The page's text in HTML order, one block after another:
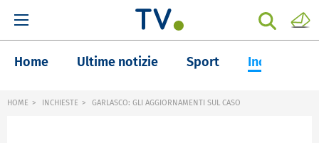
Home Ultime notizie Sport Inchieste
HOME INCHIESTE GARLASCO: GLI AGGIORNAMENTI SUL CASO